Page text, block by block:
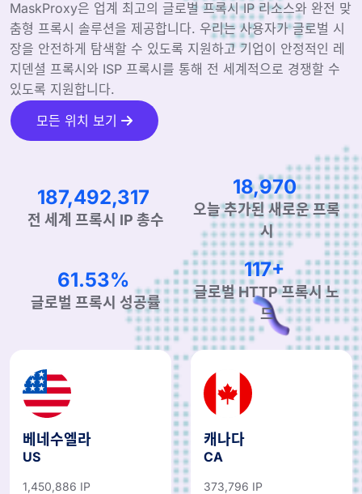
MaskProxy은 업계 최고의 글로벌 프록시 IP 리소스와 완전 맞
춤형 프록시 솔루션을 제공합니다. 우리는 사용자가 글로벌 시
장을 안전하게 탐색할 수 있도록 지원하고 기업이 안정적인 레
지덴셜 프록시와 ISP 프록시를 통해 전 세계적으로 경쟁할 수
있도록 지원합니다.
모든 위치 보기
304,370,645
전 세계 프록시 IP 총수
30,796
오늘 추가된 새로운 프록
시
99.90%
글로벌 프록시 성공률
189+
글로벌 HTTP 프록시 노
드
베네수엘라
US
1,450,886 IP
캐나다
CA
373,796 IP